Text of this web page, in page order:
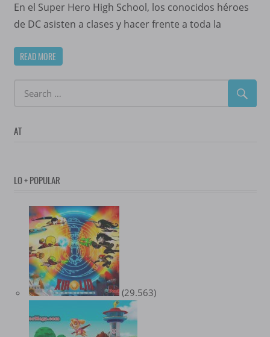
En el Super Hero High School, los conocidos héroes
de DC asisten a clases y hacer frente a toda la
READ MORE
AT
LO + POPULAR
(29.563)